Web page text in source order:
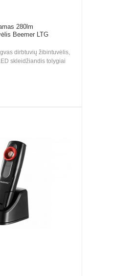
280lm
Beemer LTG
dirbtuvių žibintuvėlis,
skleidžiandis tolygiai